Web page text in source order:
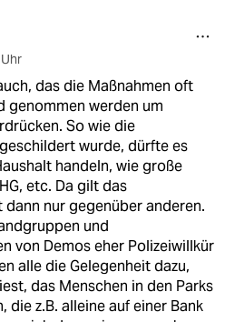
das die Maßnahmen oft
genommen werden um
So wie die
wurde, dürfte es
handeln, wie große
etc. Da gilt das
nur gegenüber anderen.
und
von Demos eher Polizeiwillkür
alle die Gelegenheit dazu,
das Menschen in den Parks
die z.B. alleine auf einer Bank